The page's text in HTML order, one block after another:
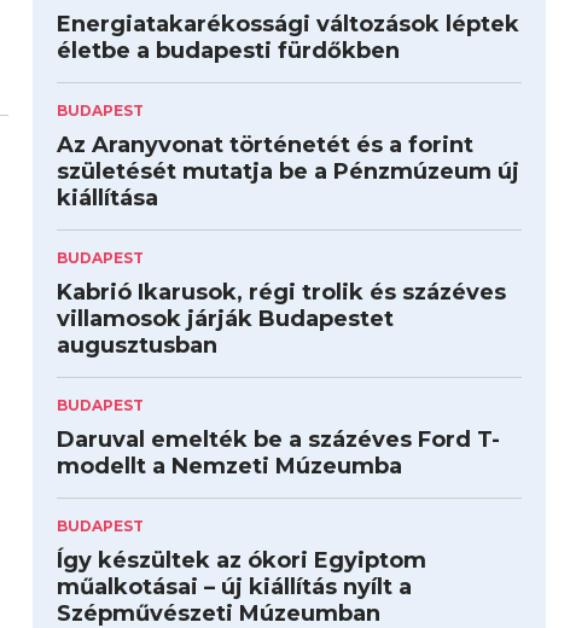
Energiatakarékossági változások léptek
életbe a budapesti fürdőkben
BUDAPEST
Az Aranyvonat történetét és a forint
születését mutatja be a Pénzmúzeum új
kiállítása
BUDAPEST
Kabrió Ikarusok, régi trolik és százéves
villamosok járják Budapestet
augusztusban
BUDAPEST
Daruval emelték be a százéves Ford T-
modellt a Nemzeti Múzeumba
BUDAPEST
Így készültek az ókori Egyiptom
műalkotásai – új kiállítás nyílt a
Szépművészeti Múzeumban